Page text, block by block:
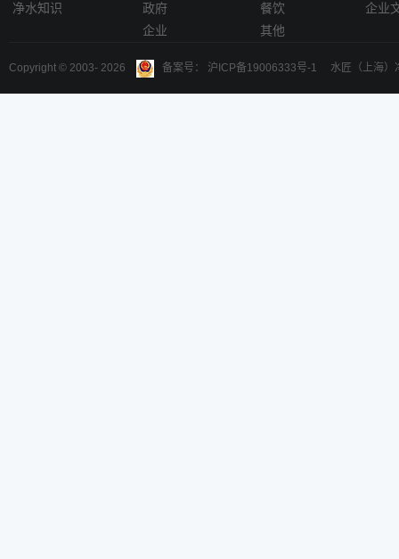
净水知识
政府
企业
餐饮
其他
企业
Copyright © 2003- 2026 备案号： 沪ICP备19006333号-1 水匠（上海）